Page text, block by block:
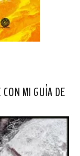
MI GUÍA DE